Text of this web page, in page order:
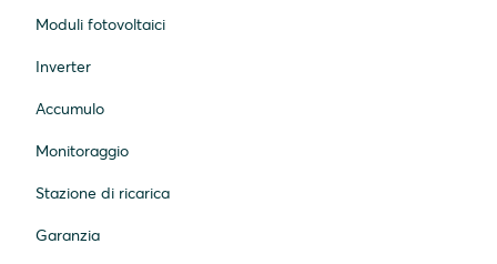
Moduli fotovoltaici
Inverter
Accumulo
Monitoraggio
Stazione di ricarica
Garanzia